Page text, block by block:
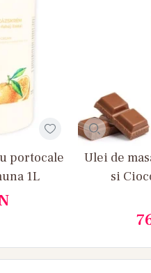
portocale
1L
Ulei de
si